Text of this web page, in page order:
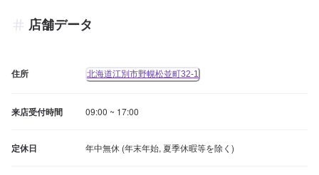
店舗データ
住所 北海道江別市野幌松並町32-1
来店受付時間 09:00 ~ 17:00
定休日 年中無休 (年末年始, 夏季休暇等を除く)